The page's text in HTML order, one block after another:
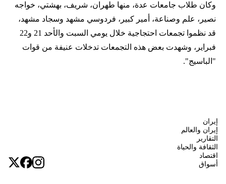
وكان طلاب جامعات عدة، منها طهران، شريف، بهشتي، خواجه
نصير، علم وصناعة، أمير كبير، فردوسي مشهد وسجاد مشهد،
قد نظموا تجمعات احتجاجية خلال يومي السبت والأحد 21 و22
فبراير، وشهدت بعض هذه التجمعات تدخلات عنيفة من قوات
"الباسيج".
إيران
إيران والعالم
التقارير
الثقافة والحياة
اقتصاد
أسواق